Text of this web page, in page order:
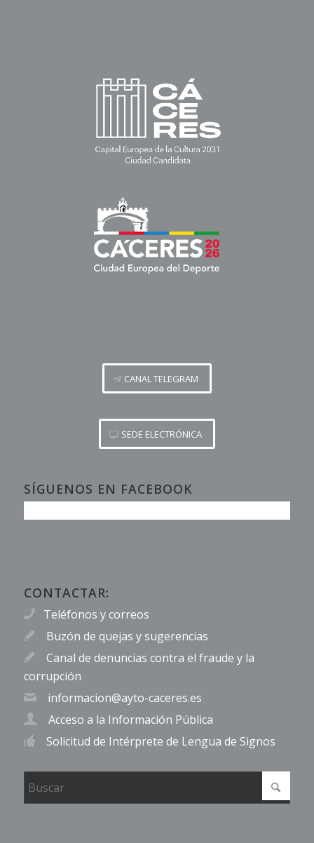
CANAL TELEGRAM
SEDE ELECTRÓNICA
SÍGUENOS EN FACEBOOK
CONTACTAR:
Teléfonos y correos
Buzón de quejas y sugerencias
Canal de denuncias contra el fraude y la
corrupción
informacion@ayto-caceres.es
Acceso a la Información Pública
Solicitud de Intérprete de Lengua de Signos